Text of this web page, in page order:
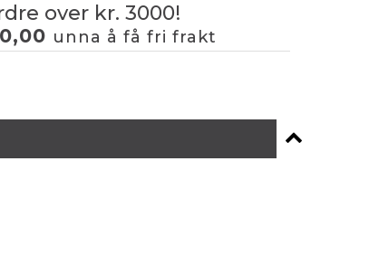
over kr. 3000!
unna å få fri frakt